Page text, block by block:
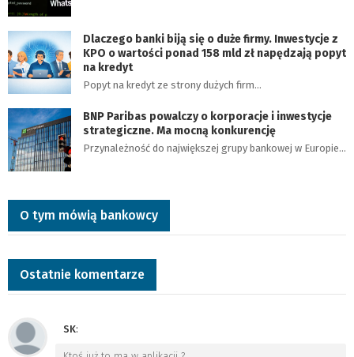
Dlaczego banki biją się o duże firmy. Inwestycje z
KPO o wartości ponad 158 mld zł napędzają popyt
na kredyt
Popyt na kredyt ze strony dużych firm…
BNP Paribas powalczy o korporacje i inwestycje
strategiczne. Ma mocną konkurencję
Przynależność do największej grupy bankowej w Europie…
O tym mówią bankowcy
Ostatnie komentarze
SK: